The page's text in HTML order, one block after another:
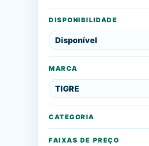
DISPONIBILIDADE
Disponível
MARCA
TIGRE
CATEGORIA
FAIXAS DE PREÇO